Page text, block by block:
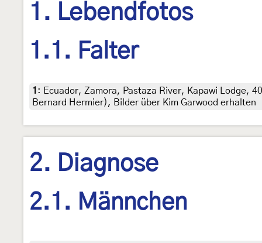
1. Lebendfotos
1.1. Falter
1 : Ecuador, Zamora, Pastaza River, Kapawi Lodge,
Bernard Hermier), Bilder über Kim Garwood erhalten
2. Diagnose
2.1. Männchen